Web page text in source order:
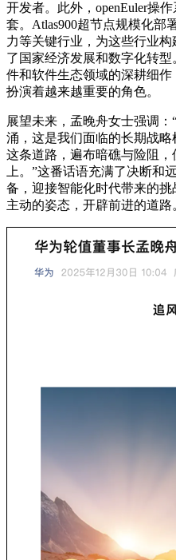
开发者。此外，openEuler操
套。Atlas900超节点规模化部
力等关键行业，为这些行业
了国家经济发展和数字化转
件和软件生态领域的深耕细
扮演着越来越重要的角色。
展望未来，孟晚舟女士强调
涌，这是我们面临的长期战
这条道路，遍布暗礁与险阻
上。”这番话语充满了决断和
备，迎接智能化时代带来的
主动的姿态，开辟前进的道路